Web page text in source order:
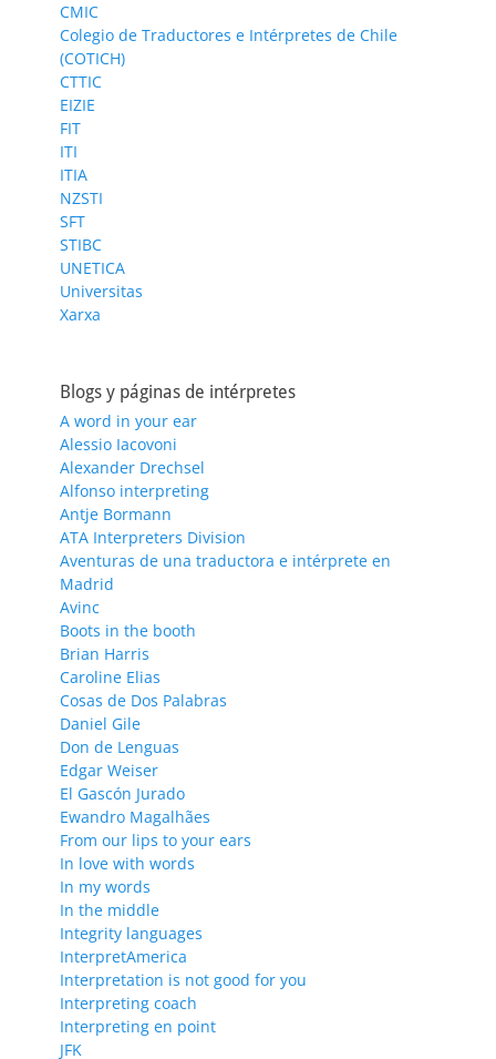
CMIC
Colegio de Traductores e Intérpretes de Chile
(COTICH)
CTTIC
EIZIE
FIT
ITI
ITIA
NZSTI
SFT
STIBC
UNETICA
Universitas
Xarxa
Blogs y páginas de intérpretes
A word in your ear
Alessio Iacovoni
Alexander Drechsel
Alfonso interpreting
Antje Bormann
ATA Interpreters Division
Aventuras de una traductora e intérprete en
Madrid
Avinc
Boots in the booth
Brian Harris
Caroline Elias
Cosas de Dos Palabras
Daniel Gile
Don de Lenguas
Edgar Weiser
El Gascón Jurado
Ewandro Magalhães
From our lips to your ears
In love with words
In my words
In the middle
Integrity languages
InterpretAmerica
Interpretation is not good for you
Interpreting coach
Interpreting en point
JFK